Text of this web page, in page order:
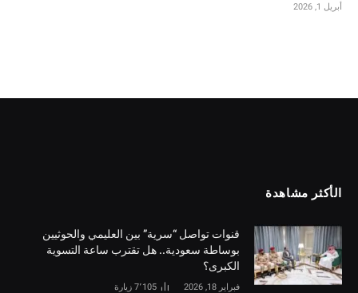
أبريل 1, 2026
الأكثر مشاهدة
قنوات تواصل “سرية” بين العليمي والحوثيين
بوساطة سعودية.. هل تقترب ساعة التسوية
الكبرى؟
فبراير 18, 2026 7٬105 زيارة